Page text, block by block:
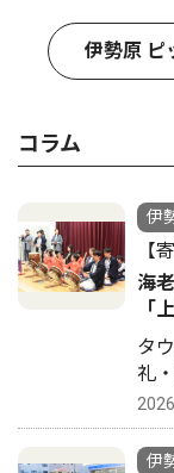
伊勢原 ピ
コラム
伊
【
海
「
タ
礼
伊